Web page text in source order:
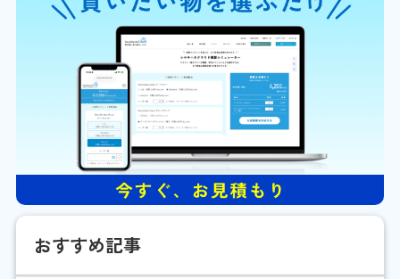
おすすめ記事